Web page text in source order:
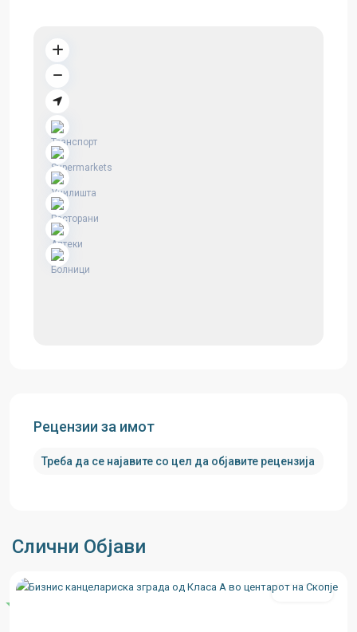
Рецензии за имот
Треба да се најавите со цел да објавите рецензија
Слични Објави
Се издава